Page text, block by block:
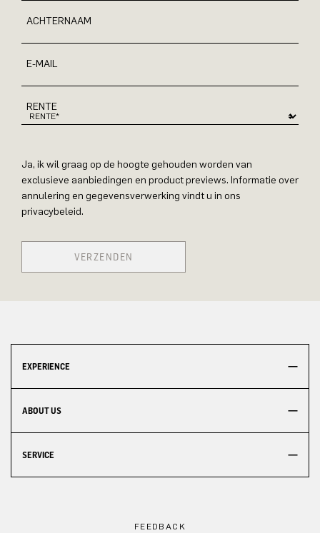
ACHTERNAAM
E-MAIL
RENTE
Ja, ik wil graag op de hoogte gehouden worden van
exclusieve aanbiedingen en product previews. Informatie over
annulering en gegevensverwerking vindt u in ons
privacybeleid.
VERZENDEN
EXPERIENCE
ABOUT US
SERVICE
FEEDBACK